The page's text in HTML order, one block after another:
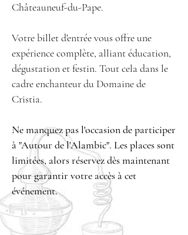
Châteauneuf-du-Pape.
Votre billet d'entrée vous offre une
expérience complète, alliant éducation,
dégustation et festin. Tout cela dans le
cadre enchanteur du Domaine de
Cristia.
Ne manquez pas l'occasion de participer
à "Autour de l'Alambic". Les places sont
limitées, alors réservez dès maintenant
pour garantir votre accès à cet
événement.